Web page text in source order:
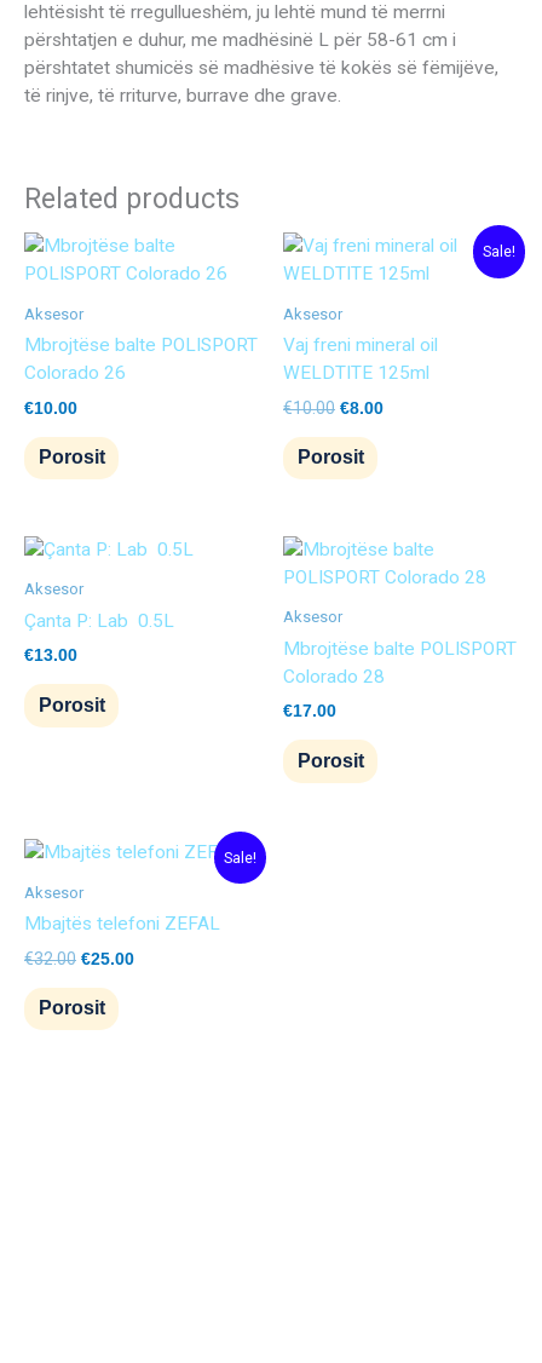
lehtësisht të rregullueshëm, ju lehtë mund të merrni
përshtatjen e duhur, me madhësinë L për 58-61 cm i
përshtatet shumicës së madhësive të kokës së fëmijëve,
të rinjve, të rriturve, burrave dhe grave.
Related products
Aksesor
Mbrojtëse balte POLISPORT
Colorado 26
€10.00
Porosit
Sale!
Aksesor
Vaj freni mineral oil
WELDTITE 125ml
€10.00
Original
price
was:
€10.00.
€8.00
Current
price
is:
Porosit
Aksesor
Çanta P: Lab 0.5L
€13.00
Porosit
Aksesor
Mbrojtëse balte POLISPORT
Colorado 28
€17.00
Porosit
Sale!
Aksesor
Mbajtës telefoni ZEFAL
€32.00
Original
was:
€32.00.
€25.00
Current
€25.00.
Porosit